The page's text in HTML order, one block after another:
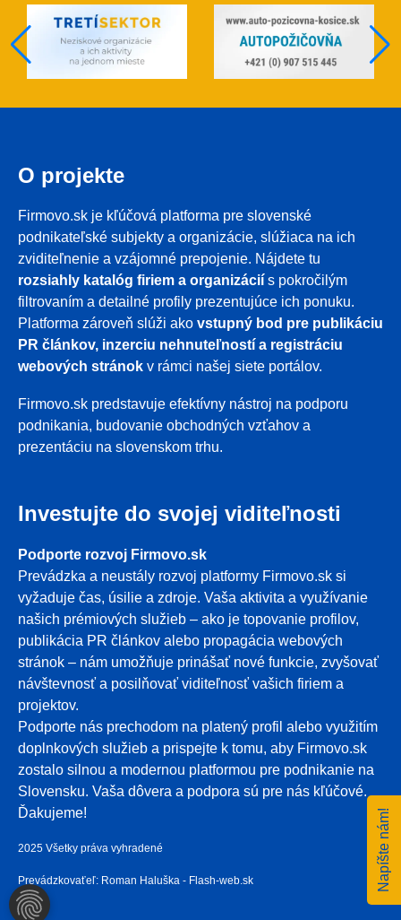
O projekte
Firmovo.sk je kľúčová platforma pre slovenské
podnikateľské subjekty a organizácie, slúžiaca na ich
zviditeľnenie a vzájomné prepojenie. Nájdete tu
rozsiahly katalóg firiem a organizácií s pokročilým
filtrovaním a detailné profily prezentujúce ich ponuku.
Platforma zároveň slúži ako vstupný bod pre publikáciu
PR článkov, inzerciu nehnuteľností a registráciu
webových stránok v rámci našej siete portálov.
Firmovo.sk predstavuje efektívny nástroj na podporu
podnikania, budovanie obchodných vzťahov a
prezentáciu na slovenskom trhu.
Investujte do svojej viditeľnosti
Podporte rozvoj Firmovo.sk
Prevádzka a neustály rozvoj platformy Firmovo.sk si
vyžaduje čas, úsilie a zdroje. Vaša aktivita a využívanie
našich prémiových služieb – ako je topovanie profilov,
publikácia PR článkov alebo propagácia webových
stránok – nám umožňuje prinášať nové funkcie, zvyšovať
návštevnosť a posilňovať viditeľnosť vašich firiem a
projektov.
Podporte nás prechodom na platený profil alebo využitím
doplnkových služieb a prispejte k tomu, aby Firmovo.sk
zostalo silnou a modernou platformou pre podnikanie na
Slovensku. Vaša dôvera a podpora sú pre nás kľúčové.
Ďakujeme!
2025 Všetky práva vyhradené
Prevádzkovaťeľ: Roman Haluška - Flash-web.sk Napíšte nám!
NASTAVENIA COOKIES